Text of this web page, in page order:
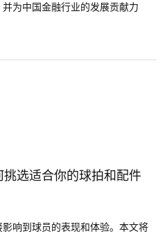
为中国金融行业的发展贡献力
选适合你的球拍和配件
响到球员的表现和体验。本文将